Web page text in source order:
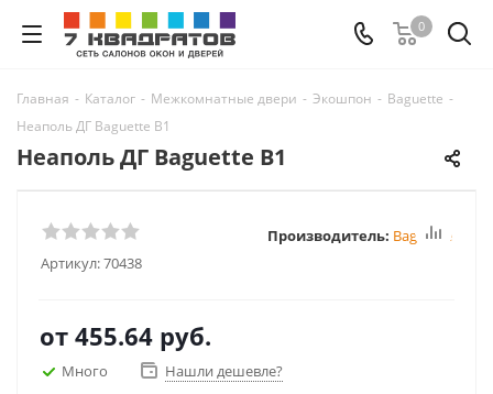
0
Главная - Каталог - Межкомнатные двери - Экошпон - Baguette -
Неаполь ДГ Baguette B1
Неаполь ДГ Baguette B1
Артикул:70438
Производитель: Baguette
от 455.64 руб.
Много
Нашли дешевле?